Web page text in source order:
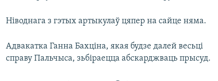
Ніводнага з гэтых артыкулаў цяпер на сайце няма.
Адвакатка Ганна Бахціна, якая будзе далей весьці
справу Пальчыса, зьбіраецца абскарджваць прысуд.